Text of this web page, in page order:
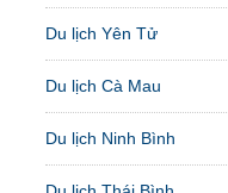
Du lịch Yên Tử
Du lịch Cà Mau
Du lịch Ninh Bình